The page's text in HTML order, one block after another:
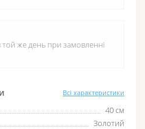
Всі характеристики
40 см
Золотий
той же день при замовленні